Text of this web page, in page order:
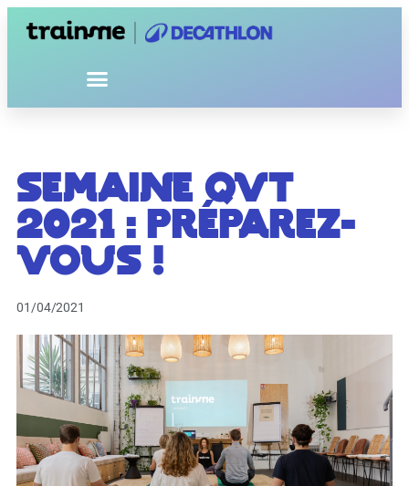
Semaine QVT
2021 : Préparez-
vous !
01/04/2021